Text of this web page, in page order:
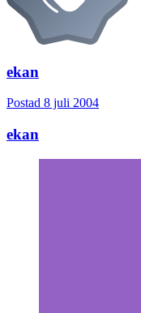
ekan
Postad 8 juli 2004
ekan